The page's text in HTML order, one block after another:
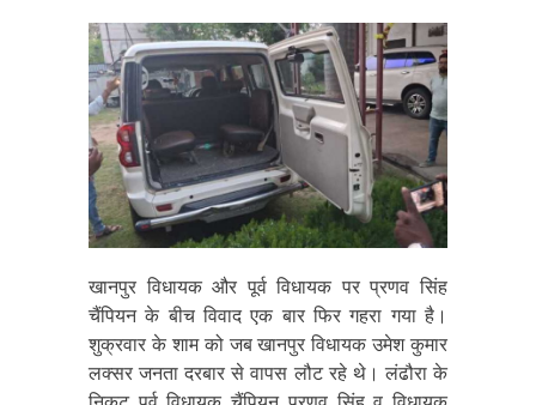
खानपुर विधायक और पूर्व विधायक पर प्रणव सिंह
चैंपियन के बीच विवाद एक बार फिर गहरा गया है।
शुक्रवार के शाम को जब खानपुर विधायक उमेश कुमार
लक्सर जनता दरबार से वापस लौट रहे थे। लंढौरा के